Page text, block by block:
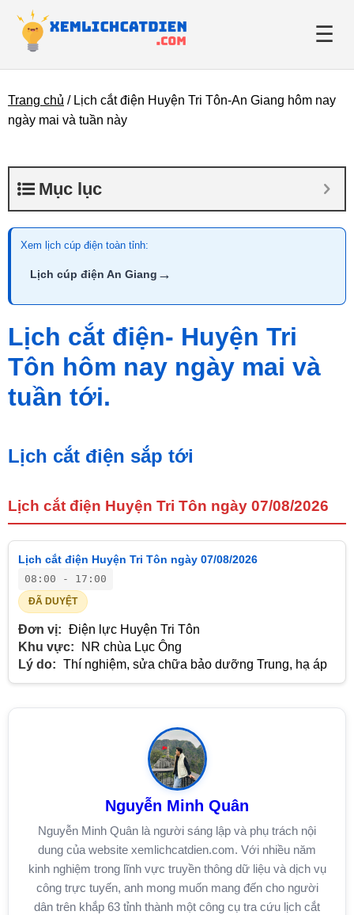
☰
Giới thiệu
Tin tức
Trang chủ / Lịch cắt điện Huyện Tri Tôn-An Giang hôm nay
ngày mai và tuần này
Mục lục
Xem lịch cúp điện toàn tỉnh:
Lịch cúp điện An Giang →
Lịch cắt điện- Huyện Tri
Tôn hôm nay ngày mai và
tuần tới.
Lịch cắt điện sắp tới
Lịch cắt điện Huyện Tri Tôn ngày 07/08/2026
Lịch cắt điện Huyện Tri Tôn ngày 07/08/2026
08:00 - 17:00
ĐÃ DUYỆT
Đơn vị: Điện lực Huyện Tri Tôn
Khu vực:
NR chùa Lục Ông
Lý do: Thí nghiệm, sửa chữa bảo dưỡng Trung, hạ áp
Nguyễn Minh Quân
Nguyễn Minh Quân là người sáng lập và phụ trách nội
dung của website xemlichcatdien.com. Với nhiều năm
kinh nghiệm trong lĩnh vực truyền thông dữ liệu và dịch vụ
công trực tuyến, anh mong muốn mang đến cho người
dân trên khắp 63 tỉnh thành một công cụ tra cứu lịch cắt